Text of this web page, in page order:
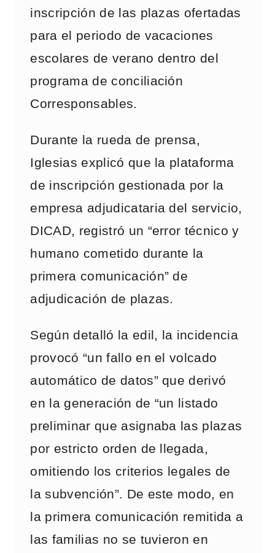
inscripción de las plazas ofertadas
para el periodo de vacaciones
escolares de verano dentro del
programa de conciliación
Corresponsables.
Durante la rueda de prensa,
Iglesias explicó que la plataforma
de inscripción gestionada por la
empresa adjudicataria del servicio,
DICAD, registró un “error técnico y
humano cometido durante la
primera comunicación” de
adjudicación de plazas.
Según detalló la edil, la incidencia
provocó “un fallo en el volcado
automático de datos” que derivó
en la generación de “un listado
preliminar que asignaba las plazas
por estricto orden de llegada,
omitiendo los criterios legales de
la subvención”. De este modo, en
la primera comunicación remitida a
las familias no se tuvieron en